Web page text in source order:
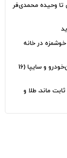
وحیده محمدی‌فر
در خانه
قیمت خودرو در بازار آزاد؛ جدول نرخ محصولات ایران‌خودرو و سایپا (16
بازار ارز ثابت ماند، طلا و